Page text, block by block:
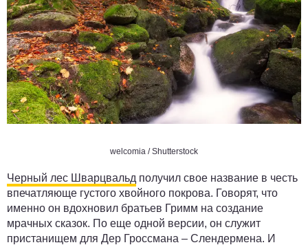
welcomia / Shutterstock
Черный лес Шварцвальд получил свое название в честь
впечатляюще густого хвойного покрова. Говорят, что
именно он вдохновил братьев Гримм на создание
мрачных сказок. По еще одной версии, он служит
пристанищем для Дер Гроссмана – Слендермена. И